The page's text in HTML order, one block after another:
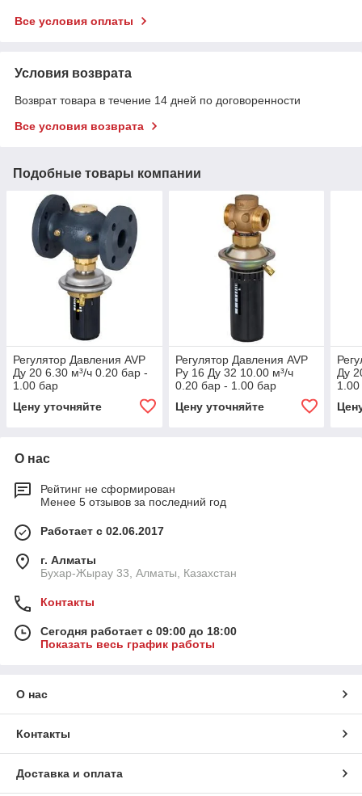
Все условия оплаты
Условия возврата
Возврат товара в течение 14 дней по договоренности
Все условия возврата
Подобные товары компании
Регулятор Давления AVP
Ду 20 6.30 м³/ч 0.20 бар -
1.00 бар
Цену уточняйте
Регулятор Давления AVP
Ру 16 Ду 32 10.00 м³/ч
0.20 бар - 1.00 бар
Цену уточняйте
Ду
О нас
Рейтинг не сформирован
Менее 5 отзывов за последний год
Работает с 02.06.2017
г. Алматы
Бухар-Жырау 33, Алматы, Казахстан
Контакты
Сегодня работает с 09:00 до 18:00
Показать весь график работы
О нас
Контакты
Доставка и оплата